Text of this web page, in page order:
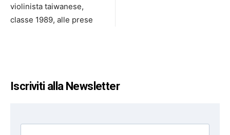
violinista taiwanese,
classe 1989, alle prese
Iscriviti alla Newsletter